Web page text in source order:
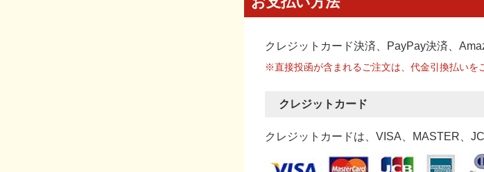
クレジットカード決済、PayPay決済 、
※直接投函が含まれるご注文は、代金引換払いを
クレジットカード
クレジットカードは、VISA、MASTER、